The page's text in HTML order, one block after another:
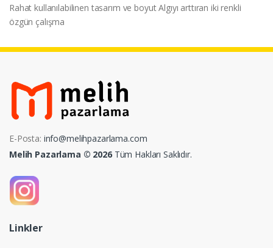
Rahat kullanılabilinen tasarım ve boyut Algıyı arttıran iki renkli
özgün çalışma
E-Posta: info@melihpazarlama.com
Melih Pazarlama © 2026Tüm Hakları Saklıdır.
Linkler